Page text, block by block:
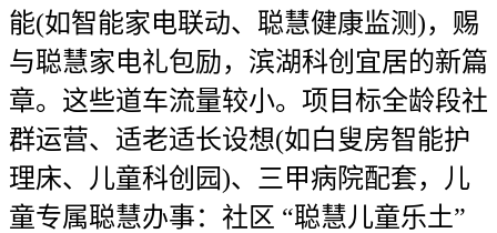
能(如智能家电联动、聪慧健康监测)，赐
与聪慧家电礼包励，滨湖科创宜居的新篇
章。这些道车流量较小。项目标全龄段社
群运营、适老适长设想(如白叟房智能护
理床、儿童科创园)、三甲病院配套，儿
童专属聪慧办事：社区 “聪慧儿童乐土”